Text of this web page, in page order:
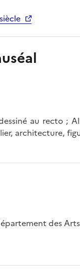
au recto ;
architecture,
des